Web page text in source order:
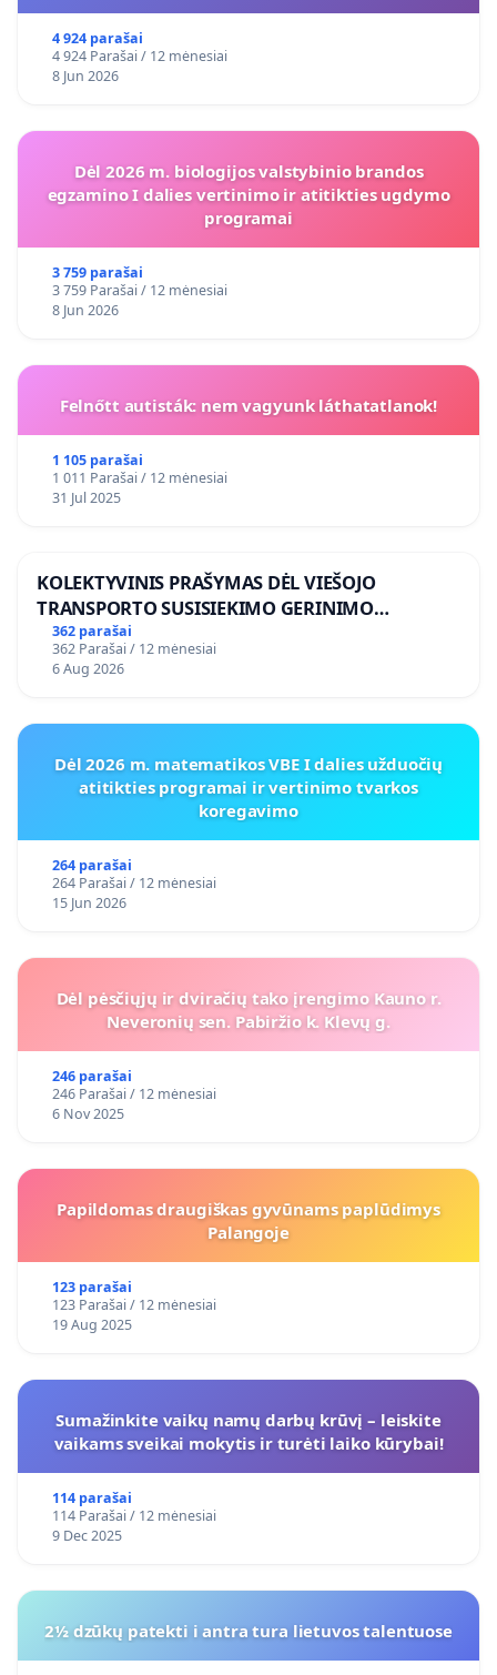
4 924 parašai
4 924 Parašai / 12 mėnesiai
8 Jun 2026
Dėl 2026 m. biologijos valstybinio brandos
egzamino I dalies vertinimo ir atitikties ugdymo
programai
3 759 parašai
3 759 Parašai / 12 mėnesiai
8 Jun 2026
Felnőtt autisták: nem vagyunk láthatatlanok!
1 105 parašai
1 011 Parašai / 12 mėnesiai
31 Jul 2025
KOLEKTYVINIS PRAŠYMAS DĖL VIEŠOJO
TRANSPORTO SUSISIEKIMO GERINIMO
VOSYLIUKŲ KAIME
362 parašai
362 Parašai / 12 mėnesiai
6 Aug 2026
Dėl 2026 m. matematikos VBE I dalies užduočių
atitikties programai ir vertinimo tvarkos
koregavimo
264 parašai
264 Parašai / 12 mėnesiai
15 Jun 2026
Dėl pėsčiųjų ir dviračių tako įrengimo Kauno r.
Neveronių sen. Pabiržio k. Klevų g.
246 parašai
246 Parašai / 12 mėnesiai
6 Nov 2025
Papildomas draugiškas gyvūnams paplūdimys
Palangoje
123 parašai
123 Parašai / 12 mėnesiai
19 Aug 2025
Sumažinkite vaikų namų darbų krūvį – leiskite
vaikams sveikai mokytis ir turėti laiko kūrybai!
114 parašai
114 Parašai / 12 mėnesiai
9 Dec 2025
2½ dzūkų patekti i antra tura lietuvos talentuose